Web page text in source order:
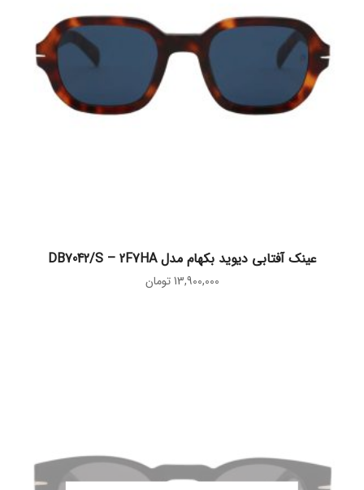
افزودن به سبد خرید
عینک آفتابی دیوید بکهام مدل DB7042/S – 2F7HA
13,900,000 تومان